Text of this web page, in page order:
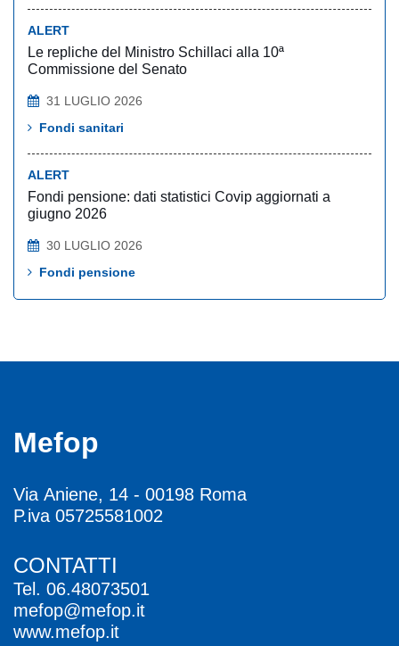
ALERT
Le repliche del Ministro Schillaci alla 10ª
Commissione del Senato
31 LUGLIO 2026
Fondi sanitari
ALERT
Fondi pensione: dati statistici Covip aggiornati a
giugno 2026
30 LUGLIO 2026
Fondi pensione
Mefop
Via Aniene, 14 - 00198 Roma
P.iva 05725581002
CONTATTI
Tel. 06.48073501
mefop@mefop.it
www.mefop.it